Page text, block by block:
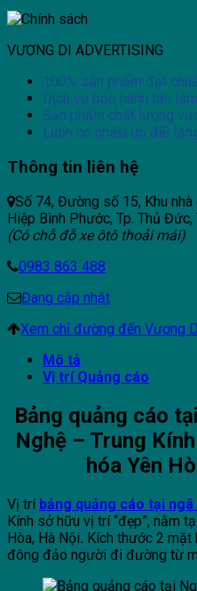
VƯƠNG DI ADVERTISING
100% sản phẩm đạt
Dịch vụ bảo hành tận
Sản phẩm chất lượng
Luôn có nhiều ưu đãi
Thông tin liên hệ
Số 74, Đường số 15, Khu nhà
Hiệp Bình Phước, Tp. Thủ Đức,
(Có chỗ đỗ xe ôtô thoải mái)
0983 863 488
Đang cập nhật
Xem chỉ đường đến Vương
Mô tả
Vị trí Quảng cáo
Bảng quảng cáo
Nghệ – Trung
hóa Yên
Vị trí bảng quảng cáo tại
Kính sở hữu vị trí “đẹp”, nằm
Hòa, Hà Nội. Kích thước 2
đông đảo người đi đường từ